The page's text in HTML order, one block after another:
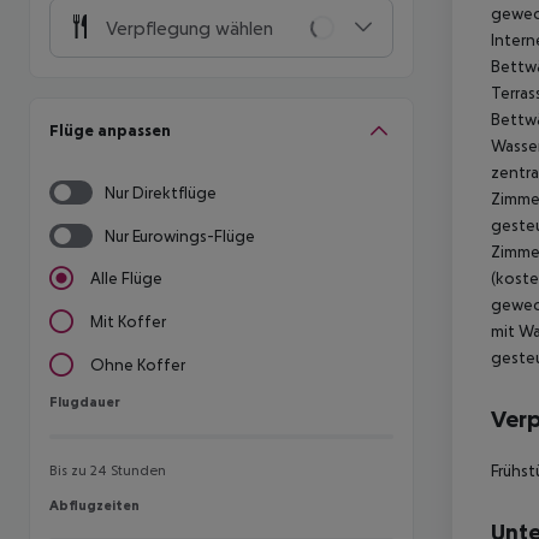
Verpflegung wählen
Flüge anpassen
Nur Direktflüge
Nur Eurowings-Flüge
Alle Flüge
Mit Koffer
Ohne Koffer
Flugdauer
Flugdauer
Bis zu 24 Stunden
Abflugzeiten
Abflugzeiten
mit